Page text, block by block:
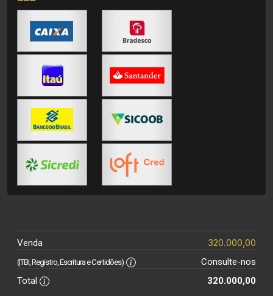
Venda 320.000,00
(ITBI, Registro, Escritura e Certidões)
Consulte-nos
Total
320.000,00